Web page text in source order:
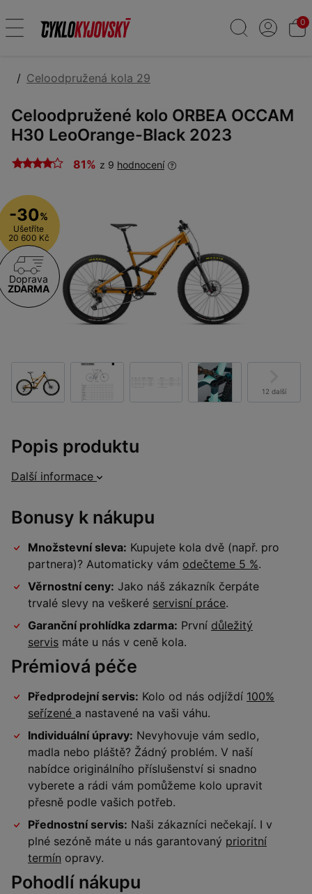
0
Celoodpružená kola 29
Celoodpružené kolo ORBEA OCCAM
H30 LeoOrange-Black 2023
81% z 9 hodnocení
-30%
Ušetříte
20 600 Kč
Doprava
ZDARMA
12 další
Popis produktu
Další informace
Bonusy k nákupu
Množstevní sleva: Kupujete kola dvě (např. pro
partnera)? Automaticky vám odečteme 5 %.
Věrnostní ceny: Jako náš zákazník čerpáte
trvalé slevy na veškeré servisní práce.
Garanční prohlídka zdarma: První důležitý
servis máte u nás v ceně kola.
Prémiová péče
Předprodejní servis: Kolo od nás odjíždí 100%
seřízené a nastavené na vaši váhu.
Individuální úpravy: Nevyhovuje vám sedlo,
madla nebo pláště? Žádný problém. V naší
nabídce originálního příslušenství si snadno
vyberete a rádi vám pomůžeme kolo upravit
přesně podle vašich potřeb.
Přednostní servis: Naši zákazníci nečekají. I v
plné sezóně máte u nás garantovaný prioritní
termín opravy.
Pohodlí nákupu